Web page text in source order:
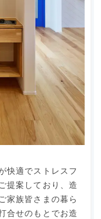
快適でストレスフ
提案しており、造
家族皆さまの暮ら
合せのもとでお造